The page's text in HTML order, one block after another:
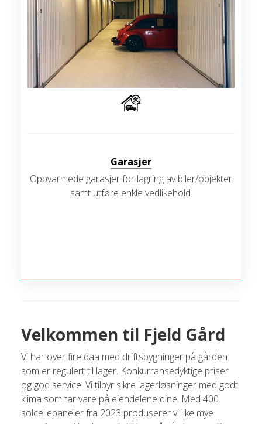
Garasjer
Oppvarmede garasjer for lagring av biler/objekter
samt utføre enkle vedlikehold.
Velkommen til Fjeld Gård
Vi har over fire daa med driftsbygninger på gården
som er regulert til lager. Konkurransedyktige priser
og god service. Vi tilbyr sikre lagerløsninger med godt
klima som tar vare på eiendelene dine. Med 400
solcellepaneler fra 2023 produserer vi like mye